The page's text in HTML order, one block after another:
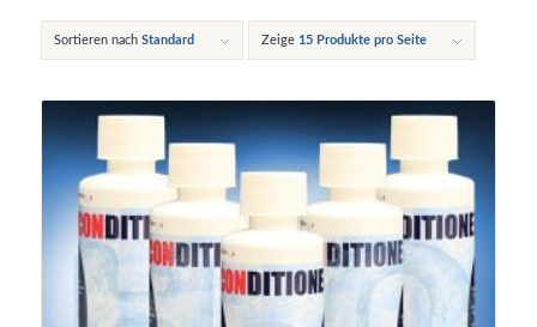
Sortieren nach Standard Zeige 15 Produkte pro Seite